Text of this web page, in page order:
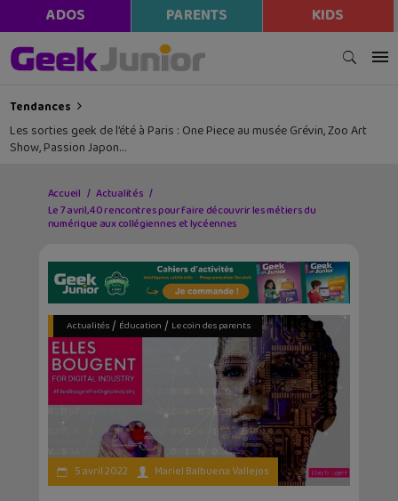
ADOS PARENTS KIDS
Tendances
Les sorties geek de l’été à Paris : One Piece au musée Grévin, Zoo Art
Show, Passion Japon…
Accueil
Actualités
Le 7 avril, 40 rencontres pour faire découvrir les métiers du
numérique aux collégiennes et lycéennes
Actualités/ Éducation / Le coin des parents
5 avril 2022 Mariel Balbuena Vallejos